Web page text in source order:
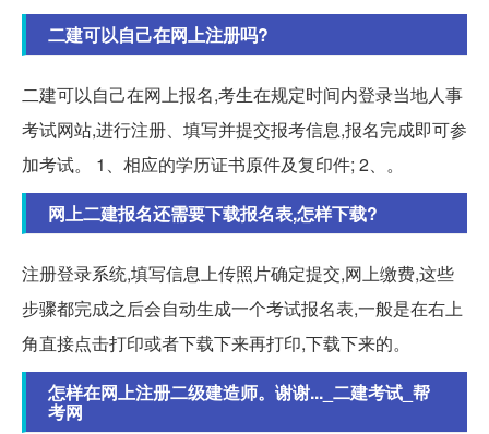
二建可以自己在网上注册吗?
二建可以自己在网上报名,考生在规定时间内登录当地人事
考试网站,进行注册、填写并提交报考信息,报名完成即可参
加考试。 1、相应的学历证书原件及复印件; 2、。
网上二建报名还需要下载报名表,怎样下载?
注册登录系统,填写信息上传照片确定提交,网上缴费,这些
步骤都完成之后会自动生成一个考试报名表,一般是在右上
角直接点击打印或者下载下来再打印,下载下来的。
怎样在网上注册二级建造师。谢谢..._二建考试_帮
考网